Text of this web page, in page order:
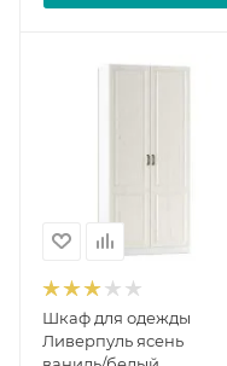
Шкаф для одежды
Ливерпуль ясень